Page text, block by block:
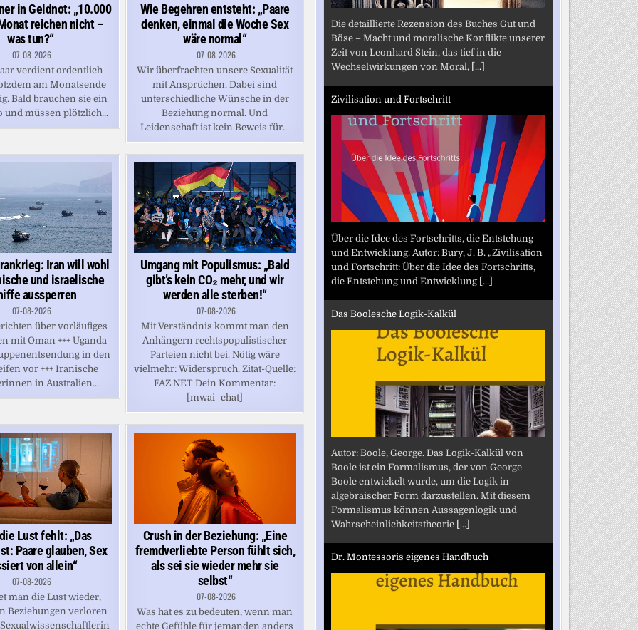
in Geldnot: „10.000
reichen nicht –
was tun?“
07-08-2026
verdient ordentlich
am Monatsende
Bald brauchen sie ein
und müssen plötzlich...
Wie Begehren entsteht: „Paare
denken, einmal die Woche Sex
wäre normal“
07-08-2026
Wir überfrachten unsere Sexualität
mit Ansprüchen. Dabei sind
unterschiedliche Wünsche in der
Beziehung normal. Und
Leidenschaft ist kein Beweis für...
Iran will wohl
und israelische
aussperren
07-08-2026
über vorläufiges
mit Oman +++ Uganda
in den
vor +++ Iranische
in Australien...
Umgang mit Populismus: „Bald
gibt’s kein CO₂ mehr, und wir
werden alle sterben!“
07-08-2026
Mit Verständnis kommt man den
Anhängern rechtspopulistischer
Parteien nicht bei. Nötig wäre
vielmehr: Widerspruch. Zitat-Quelle:
FAZ.NET Dein Kommentar:
[mwai_chat]
Lust fehlt: „Das
Paare glauben, Sex
von allein“
07-08-2026
man die Lust wieder,
Beziehungen verloren
Crush in der Beziehung: „Eine
fremdverliebte Person fühlt sich,
als sei sie wieder mehr sie
selbst“
07-08-2026
Was hat es zu bedeuten, wenn man
echte Gefühle für jemanden anders
Die detaillierte Rezension des Buches Gut und
Böse – Macht und moralische Konflikte unserer
Zeit von Leonhard Stein, das tief in die
Wechselwirkungen von Moral, [...]
Zivilisation und Fortschritt
Über die Idee des Fortschritts, die Entstehung
und Entwicklung. Autor: Bury, J. B. „Zivilisation
und Fortschritt: Über die Idee des Fortschritts,
die Entstehung und Entwicklung [...]
Das Boolesche Logik-Kalkül
Autor: Boole, George. Das Logik-Kalkül von
Boole ist ein Formalismus, der von George
Boole entwickelt wurde, um die Logik in
algebraischer Form darzustellen. Mit diesem
Formalismus können Aussagenlogik und
Wahrscheinlichkeitstheorie [...]
Dr. Montessoris eigenes Handbuch